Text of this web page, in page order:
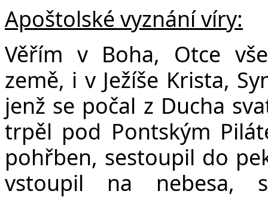
Apoštolské vyznání víry:
Věřím v Boha, Otce
země, i v Ježíše Krista,
jenž se počal z Ducha
trpěl pod Pontským
pohřben, sestoupil do
vstoupil na nebesa,